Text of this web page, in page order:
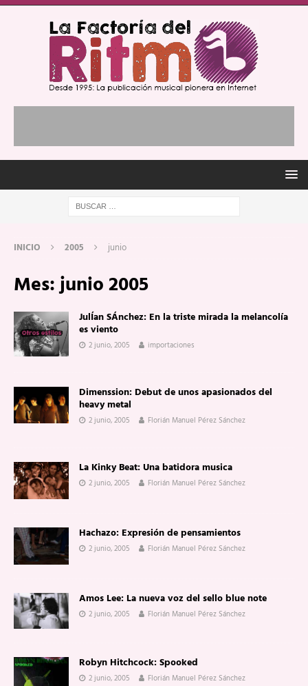
INICIO 2005 junio
Mes:junio 2005
JulÍan SÁnchez: En la triste mirada la melancolía
es viento
2 junio, 2005 importaciones
Dimenssion: Debut de unos apasionados del
heavy metal
2 junio, 2005 Florián Manuel Pérez Sánchez
La Kinky Beat: Una batidora musica
2 junio, 2005 Florián Manuel Pérez Sánchez
Hachazo: Expresión de pensamientos
2 junio, 2005 Florián Manuel Pérez Sánchez
Amos Lee: La nueva voz del sello blue note
2 junio, 2005 Florián Manuel Pérez Sánchez
Robyn Hitchcock: Spooked
2 junio, 2005 Florián Manuel Pérez Sánchez